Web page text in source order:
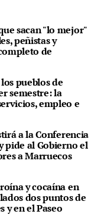
sacan "lo mejor"
peñistas y
de
pueblos de
semestre: la
empleo e
a la Conferencia
pide al Gobierno el
a Marruecos
y cocaína en
dos puntos de
y en el Paseo